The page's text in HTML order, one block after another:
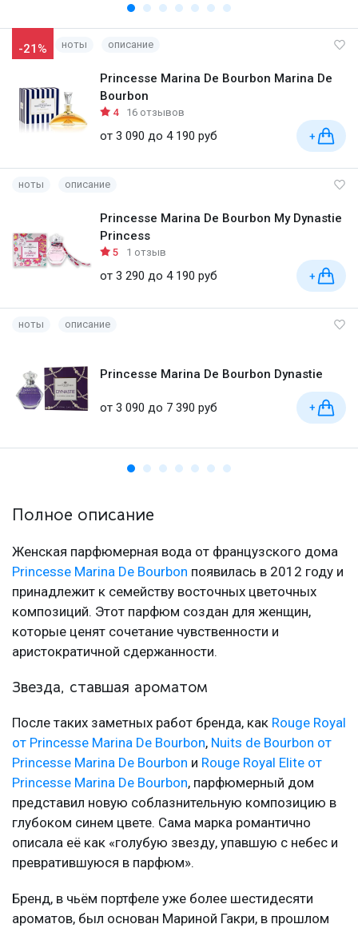
-21% ноты описание
Princesse Marina De Bourbon Marina De
Bourbon
4 16 отзывов
от 3 090 до 4 190 руб +
ноты описание
Princesse Marina De Bourbon My Dynastie
Princess
5 1 отзыв
от 3 290 до 4 190 руб +
ноты описание
Princesse Marina De Bourbon Dynastie
от 3 090 до 7 390 руб +
Полное описание
Женская парфюмерная вода от французского дома
Princesse Marina De Bourbon появилась в 2012 году и
принадлежит к семейству восточных цветочных
композиций. Этот парфюм создан для женщин,
которые ценят сочетание чувственности и
аристократичной сдержанности.
Звезда, ставшая ароматом
После таких заметных работ бренда, как Rouge Royal
от Princesse Marina De Bourbon, Nuits de Bourbon от
Princesse Marina De Bourbon и Rouge Royal Elite от
Princesse Marina De Bourbon, парфюмерный дом
представил новую соблазнительную композицию в
глубоком синем цвете. Сама марка романтично
описала её как «голубую звезду, упавшую с небес и
превратившуюся в парфюм».
Бренд, в чьём портфеле уже более шестидесяти
ароматов, был основан Мариной Гакри, в прошлом